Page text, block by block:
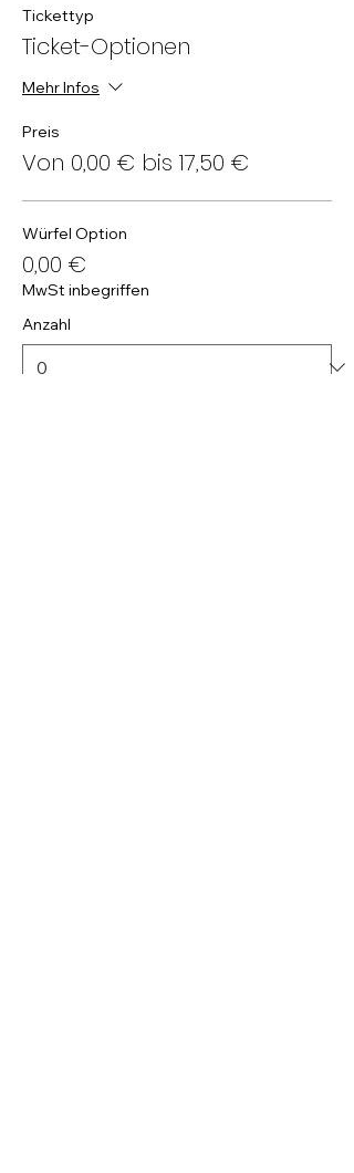
Tickettyp
Ticket-Optionen
Mehr Infos
Preis
Von 0,00 € bis 17,50 €
Würfel Option
0,00 €
MwSt inbegriffen
Anzahl